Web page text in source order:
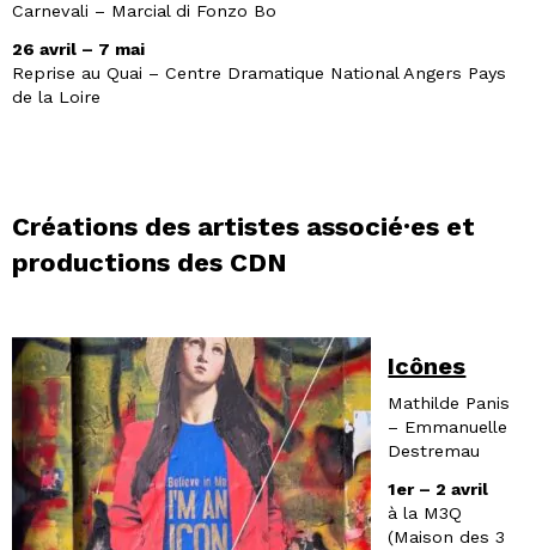
Carnevali – Marcial di Fonzo Bo
26 avril – 7 mai
Reprise au Quai – Centre Dramatique National Angers Pays
de la Loire
Créations des artistes associé·es et
productions des CDN
Icônes
Mathilde Panis
– Emmanuelle
Destremau
1er – 2 avril
à la M3Q
(Maison des 3